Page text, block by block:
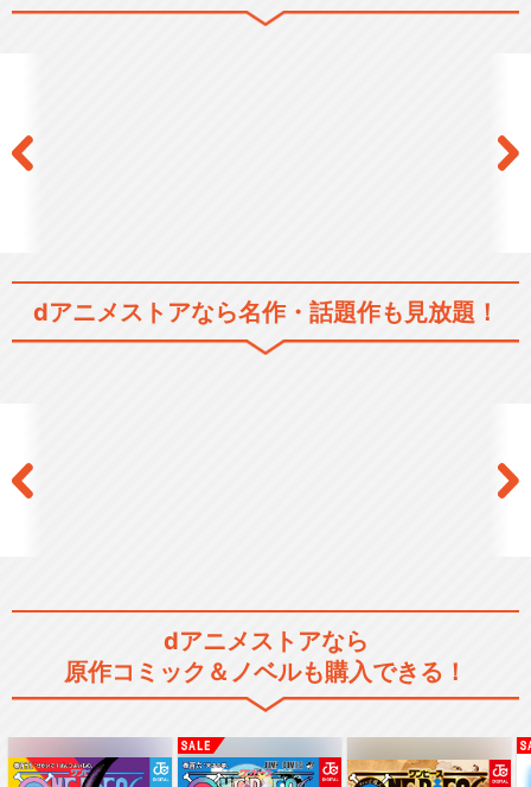
ゴールデンカムイ（第二期）
ゴールデンカムイ（第四期）
TVアニメ『ゴールデンカム
dアニメストアなら名作・話題作も見放題！
dアニメストアなら
原作コミック＆ノベルも購入できる！